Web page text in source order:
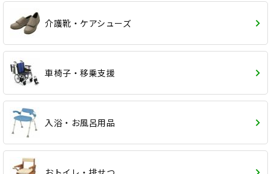
介護靴・ケアシューズ
車椅子・移乗支援
入浴・お風呂用品